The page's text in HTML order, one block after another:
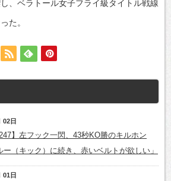
、ベラトール女子フライ級タイトル戦線
た。
02日
】左フック一閃、43秒KO勝のキルホン
ー（キック）に続き、赤いベルトが欲しい」
01日